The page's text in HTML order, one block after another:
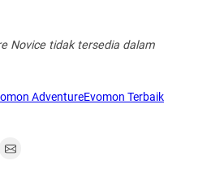
Novice tidak tersedia dalam
AdventureEvomon Terbaik
Share on Email